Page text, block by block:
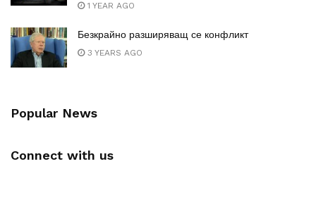
1 YEAR AGO
Безкрайно разширяващ се конфликт
3 YEARS AGO
Popular News
Connect with us